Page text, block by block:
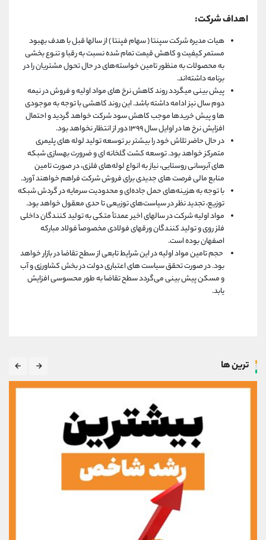
اهداف شرکت:
هیات مدیره شرکت سپنتا ( سهام فپنتا ) از سالها قبل با هدف بهبود
مستمر کیفیت و کاهش قیمت تمام شده نسبت به رقبا و تنوع بخشی
به محصولات به منظور تامین خواسته‌های در حال تحول مشتریان را در
برنامه داشته‌اند.
پیش بینی میگردد روند کاهش نرخ های مواد اولیه و فروش در نیمه
دوم سال نیز ادامه داشته باشد. این روند کاهشی با توجه به موجودی
ها و پیش خریدها موجب کاهش سود شرکت خواهد گردید و احتمال
افزایش نرخ ها در اوایل سال ۱۳۹۹ دور از انتظار نخواهد بود.
در حال حاضر تلاش خود را بیشتر بر توسعه تولید لوله های پلیمری
متمرکز خواهد بود. توسعه کشت گلخانه ای و ضرورت بهسازی شبکه
های آبرسانی روستایی، نیاز به انواع لوله‌های فلزی، در صورت تامین
منابع مالی فرصت های جدیدی برای فروش شرکت فراهم خواهند آورد.
با توجه به هزینه‌های حمل جاده‌ای و محدودیت سرمایه در گردش شبکه
توزیع، تجدید نظر در سیاست‌های توزیعی تا حدی معقول خواهد بود.
مواد اولیه شرکت در سالهای اخیر عمدتأ متکی به تولید کنندگان داخلی
فلز روی و تولید کنندگان ورقهای فولادی مخصوصأ فولاد مبارکه
اصفهان بوده است.
حجم تامین مواد اولیه در این شرایط تابعی از سطح تقاضا در بازار خواهد
بود. در صورت تحقق سیاست های اعتباری دولت در بخش کشاورزی و آب
و مسکن پیش بینی می‌گردد سطح تقاضا به طور محسوسی افزایش
یابد.
ترین ها